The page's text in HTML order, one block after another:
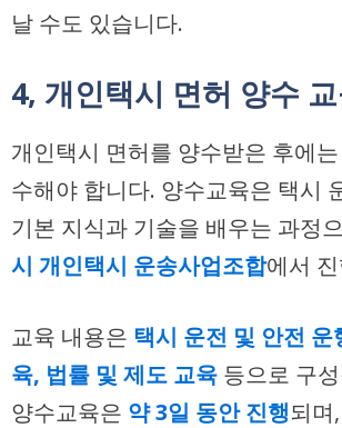
날 수도 있습니다.
4, 개인택시 면허 양수
개인택시 면허를 양수받은 후에는
수해야 합니다. 양수교육은 택시
기본 지식과 기술을 배우는 과정
시 개인택시 운송사업조합에서
교육 내용은 택시 운전 및 안전
육, 법률 및 제도 교육 등으로 구
양수교육은 약 3일 동안 진행되며